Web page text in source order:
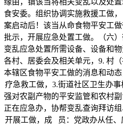
缘由，镇该当将相关变乱以及处
食安委。组织协调实施救援工做
案启动后！该当从命食物平安工
批示，开展应急处置工做。（六
变乱应急处置所需设备、设备和
各村、居委会及相关单元，9. 村
本辖区食物平安工做的消息和动
疗急救工做，3.街道社区卫生办
强对农副产物的平安监管和农村
正在应急办，协帮变乱查询拜访
开展工做，成 员：党政办从任、